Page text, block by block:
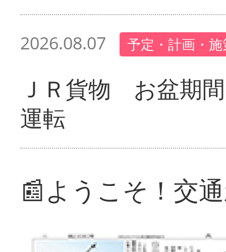
2026.08.07 予定・計画・
ＪＲ貨物 お盆期
運転
📰ようこそ！交